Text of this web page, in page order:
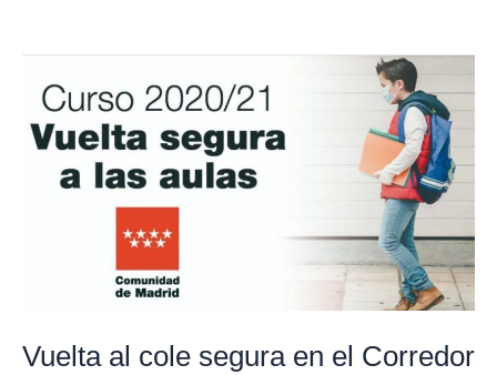
Vuelta al cole segura en el Corredor
cole
segura